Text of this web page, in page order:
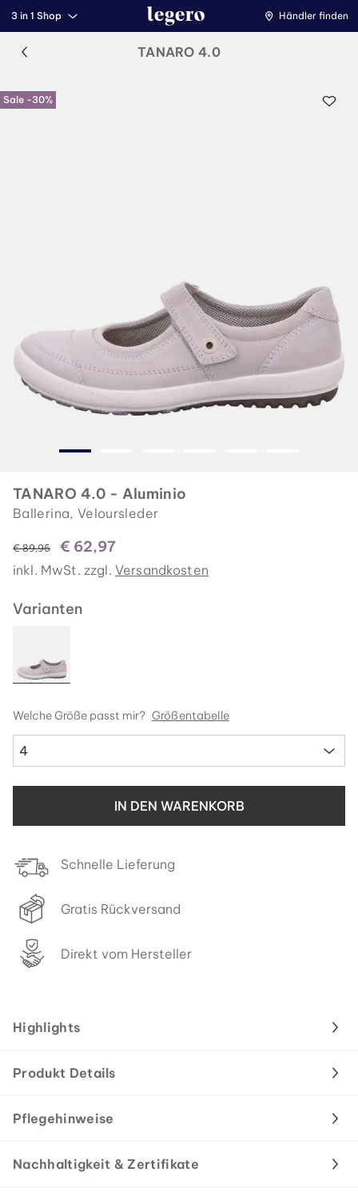
3 in 1 Shop Händler finden
TANARO 4.0
Sale -30%
TANARO 4.0 - Aluminio
Ballerina, Veloursleder
statt
€ 89,95 € 62,97
inkl. MwSt. zzgl. Versandkosten
Varianten
Welche Größe passt mir? Größentabelle
4
IN DEN WARENKORB
Schnelle Lieferung
Gratis Rückversand
Direkt vom Hersteller
Highlights
Produkt Details
Pflegehinweise
Nachhaltigkeit & Zertifikate